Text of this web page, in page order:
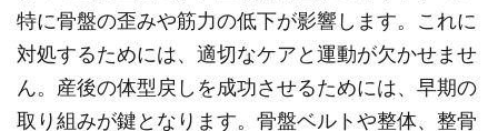
特に骨盤の歪みや筋力の低下が影響します。これに
対処するためには、適切なケアと運動が欠かせませ
ん。産後の体型戻しを成功させるためには、早期の
取り組みが鍵となります。骨盤ベルトや整体、整骨